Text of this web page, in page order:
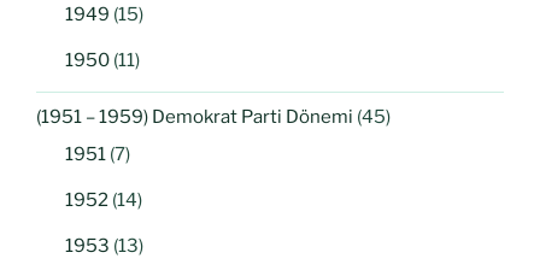
1949 (15)
1950 (11)
(1951 – 1959) Demokrat Parti Dönemi (45)
1951 (7)
1952 (14)
1953 (13)